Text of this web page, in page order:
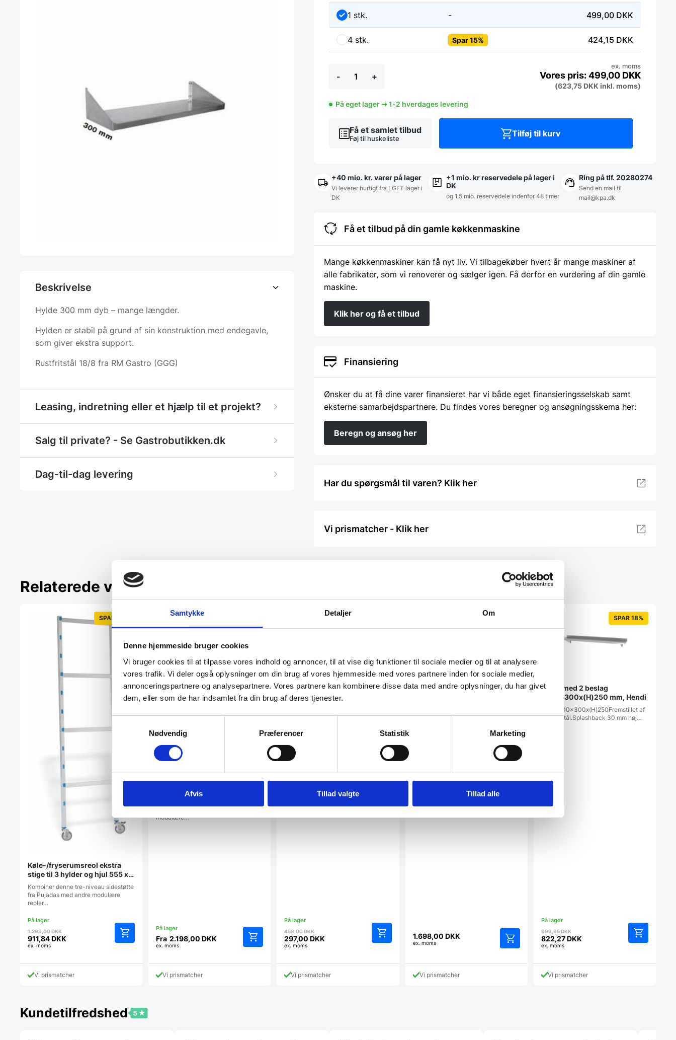
Samtykke Detaljer Om
Denne hjemmeside bruger cookies
Vi bruger cookies til at tilpasse vores indhold og annoncer, til at vise dig funktioner til sociale medier og til at analysere
vores trafik. Vi deler også oplysninger om din brug af vores hjemmeside med vores partnere inden for sociale medier,
annonceringspartnere og analysepartnere. Vores partnere kan kombinere disse data med andre oplysninger, du har givet
dem, eller som de har indsamlet fra din brug af deres tjenester.
Nødvendig
Præferencer Statistik Marketing
Afvis Tillad valgte Tillad alle
Beskrivelse
Hylde 300 mm dyb – mange længder.
Hylden er stabil på grund af sin konstruktion med endegavle,
som giver ekstra support.
Rustfritstål 18/8 fra RM Gastro (GGG)
Leasing, indretning eller et hjælp til et projekt?
Salg til private? - Se Gastrobutikken.dk
Dag-til-dag levering
1 stk. - 499,00 DKK
4 stk. Spar 15% 424,15 DKK
-
300
Model
RM
gastro,
+ 499,00 DKK
ex. moms
(623,75 DKK inkl. moms)
På eget lager ➞ 1-2 hverdages levering
Få et samlet tilbud
Føj til huskeliste Tilføj til kurv
+40 mio. kr. varer på lager
Vi leverer hurtigt fra EGET lager i
DK
+1 mio. kr reservedele på lager i
DK
og 1,5 mio. reservedele indenfor 48 timer
Ring på tlf. 20280274
Send en mail til
mail@kpa.dk
Få et tilbud på din gamle køkkenmaskine
Mange køkkenmaskiner kan få nyt liv. Vi tilbagekøber hvert år mange maskiner af
alle fabrikater, som vi renoverer og sælger igen. Få derfor en vurdering af din gamle
maskine.
Klik her og få et tilbud
Finansiering
Ønsker du at få dine varer finansieret har vi både eget finansieringsselskab samt
eksterne samarbejdspartnere. Du findes vores beregner og ansøgningsskema her:
Beregn og ansøg her
Har du spørgsmål til varen? Klik her
Vi prismatcher - Klik her
Relaterede varer
SPAR 30%
Køle-/fryserumsreol ekstra
stige til 3 hylder og hjul 555 x
(h)1880 mm, Pujadas
Kombiner denne tre-niveau sidestøtte
fra Pujadas med andre modulære
reoler…
1.299,00DKKDen
oprindelige
1.299,00 DKK.
911,84DKK
Den
pris
er:
ex. moms
Vi prismatcher
Populært
Køle-/fryserumsreol m/4
længder, Pujadas
modulære…
Fra 2.198,00DKK
ex. moms
Vi prismatcher
Gastro
Højde (mm): 30 Udført i rustfrit stål
(18/8)
459,00DKKDen
oprindelige
459,00 DKK.
297,00DKK
Den
pris
er:
ex. moms
Vi prismatcher
Køle-/fryserumsreol m/4
hylder vinkelmodul 685 x 385
1.698,00 DKK
ex. moms
Vi prismatcher
SPAR 18%
Hylde med 2 beslag
1400x300x(H)250 mm, Hendi
Mål: 1400x300x(H)250Fremstillet af
rustfrit stål.Splashback 30 mm høj…
999,95DKKDen
oprindelige
999,95 DKK.
822,27DKK
Den
pris
er:
ex. moms
Vi prismatcher
Kundetilfredshed